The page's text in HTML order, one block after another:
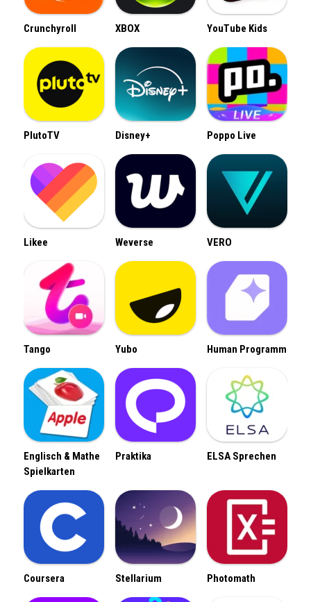
Crunchyroll XBOX YouTube Kids
PlutoTV Disney+ Poppo Live
Likee Weverse VERO
Tango Yubo Human Programm
Englisch & Mathe
Spielkarten
Praktika ELSA Sprechen
Coursera Stellarium Photomath